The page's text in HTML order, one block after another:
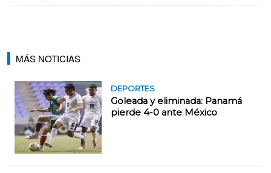
MÁS NOTICIAS
DEPORTES
Goleada y eliminada: Panamá
pierde 4-0 ante México